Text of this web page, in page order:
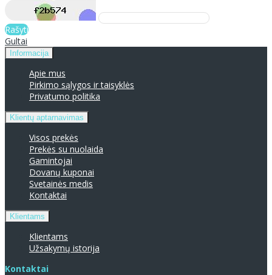
Rašyti
Gultai
Informacija
Apie mus
Pirkimo sąlygos ir taisyklės
Privatumo politika
Klientų aptarnavimas
Visos prekės
Prekės su nuolaida
Gamintojai
Dovanų kuponai
Svetainės medis
Kontaktai
Klientams
Klientams
Užsakymų istorija
Kontaktai